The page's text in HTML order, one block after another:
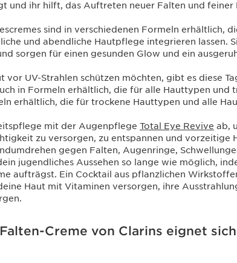
und ihr hilft, das Auftreten neuer Falten und feiner
sind in verschiedenen Formeln erhältlich,
und abendliche Hautpflege integrieren lassen.
sorgen für einen gesunden Glow und ein
vor UV-Strahlen schützen möchten, gibt es diese
in Formeln erhältlich, die für alle Hauttypen und
erhältlich, die für trockene Hauttypen und alle
mit der Augenpflege Total Eye Revive ab,
zu versorgen, zu entspannen und vorzeitige
gegen Falten, Augenringe,
jugendliches Aussehen so lange wie möglich,
aufträgst. Ein Cocktail aus pflanzlichen
Haut mit Vitaminen versorgen, ihre
Creme von Clarins eignet